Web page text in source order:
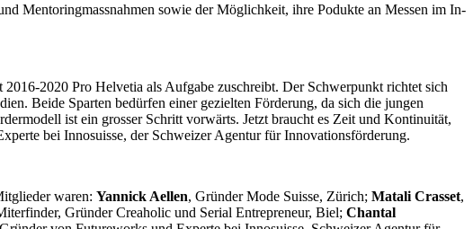
Mentoringmassnahmen sowie der Möglichkeit, ihre Podukte an Messen im In-
2020 Pro Helvetia als Aufgabe zuschreibt. Der Schwerpunkt richtet sich
Beide Sparten bedürfen einer gezielten Förderung, da sich die jungen
ist ein grosser Schritt vorwärts. Jetzt braucht es Zeit und Kontinuität,
bei Innosuisse, der Schweizer Agentur für Innovationsförderung.
waren: Yannick Aellen, Gründer Mode Suisse, Zürich; Matali Crasset,
Gründer Creaholic und Serial Entrepreneur, Biel; Chantal